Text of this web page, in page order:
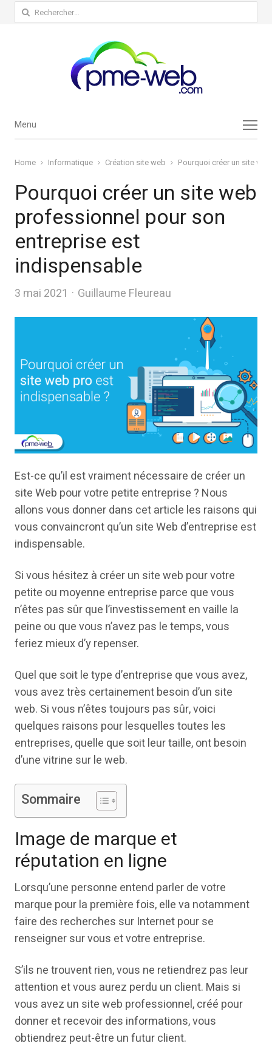
Rechercher :
Menu
Menu
Home Informatique Création site web Pourquoi créer un site
Pourquoi créer un site web
professionnel pour son
entreprise est
indispensable
3 mai 2021 Author
Guillaume Fleureau
Est-ce qu’il est vraiment nécessaire de créer un
site Web pour votre petite entreprise ? Nous
allons vous donner dans cet article les raisons qui
vous convaincront qu’un site Web d’entreprise est
indispensable.
Si vous hésitez à créer un site web pour votre
petite ou moyenne entreprise parce que vous
n’êtes pas sûr que l’investissement en vaille la
peine ou que vous n’avez pas le temps, vous
feriez mieux d’y repenser.
Quel que soit le type d’entreprise que vous avez,
vous avez très certainement besoin d’un site
web. Si vous n’êtes toujours pas sûr, voici
quelques raisons pour lesquelles toutes les
entreprises, quelle que soit leur taille, ont besoin
d’une vitrine sur le web.
Sommaire
Image de marque et
réputation en ligne
Lorsqu’une personne entend parler de votre
marque pour la première fois, elle va notamment
faire des recherches sur Internet pour se
renseigner sur vous et votre entreprise.
S’ils ne trouvent rien, vous ne retiendrez pas leur
attention et vous aurez perdu un client. Mais si
vous avez un site web professionnel, créé pour
donner et recevoir des informations, vous
obtiendrez peut-être un futur client.